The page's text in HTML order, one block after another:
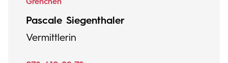
Pascale Siegenthaler
Vermittlerin